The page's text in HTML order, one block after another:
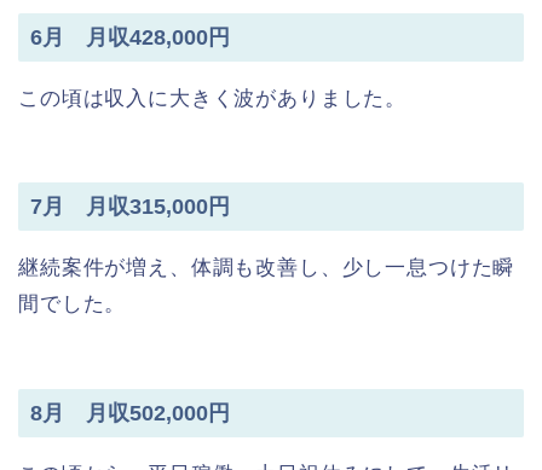
6月 月収428,000円
この頃は収入に大きく波がありました。
7月 月収315,000円
継続案件が増え、体調も改善し、少し一息つけた瞬
間でした。
8月 月収502,000円